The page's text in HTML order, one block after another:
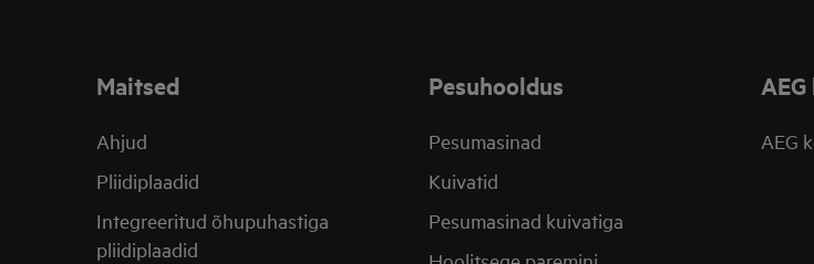
Maitsed
Ahjud
Pliidiplaadid
Integreeritud õhupuhastiga
pliidiplaadid
Pesuhooldus
Pesumasinad
Kuivatid
Pesumasinad kuivatiga
AEG